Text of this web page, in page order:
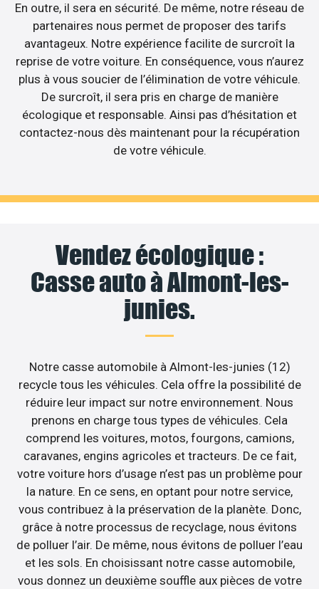
En outre, il sera en sécurité. De même, notre réseau de
partenaires nous permet de proposer des tarifs
avantageux. Notre expérience facilite de surcroît la
reprise de votre voiture. En conséquence, vous n’aurez
plus à vous soucier de l’élimination de votre véhicule.
De surcroît, il sera pris en charge de manière
écologique et responsable. Ainsi pas d’hésitation et
contactez-nous dès maintenant pour la récupération
de votre véhicule.
Vendez écologique :
Casse auto à Almont-les-
junies.
Notre casse automobile à Almont-les-junies (12)
recycle tous les véhicules. Cela offre la possibilité de
réduire leur impact sur notre environnement. Nous
prenons en charge tous types de véhicules. Cela
comprend les voitures, motos, fourgons, camions,
caravanes, engins agricoles et tracteurs. De ce fait,
votre voiture hors d’usage n’est pas un problème pour
la nature. En ce sens, en optant pour notre service,
vous contribuez à la préservation de la planète. Donc,
grâce à notre processus de recyclage, nous évitons
de polluer l’air. De même, nous évitons de polluer l’eau
et les sols. En choisissant notre casse automobile,
vous donnez un deuxième souffle aux pièces de votre